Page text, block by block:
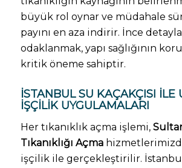
büyük rol oynar ve müdahale
payını en aza indirir. İnce
odaklanmak, yapı sağlığının
kritik öneme sahiptir.
İSTANBUL SU KAÇAKÇISI ILE
İŞÇILIK UYGULAMALARI
Her tıkanıklık açma işlemi,
Tıkanıklığı Açma
işçilik ile gerçekleştirilir. İstanbul